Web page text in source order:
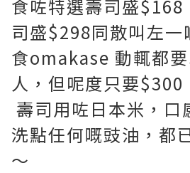
食咗特選壽司盛$168
司盛$298同散叫左一
食omakase 動輒都
人，但呢度只要$300
壽司用咗日本米，口
洗點任何嘅豉油，都
～